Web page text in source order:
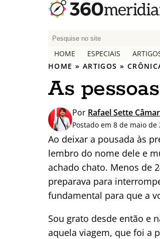
P
q
u
i
s
a
p
o
r
:
HOME ESPECIAIS
HOME » ARTIGOS »
As
Por Rafael Sette
Postado em 8 de maio
Ao deixar a pousada às
lembro do nome dele e
achado chato. Menos de
preparava para
fundamental para que a
Sou grato desde então e
aquela viagem, que foi a